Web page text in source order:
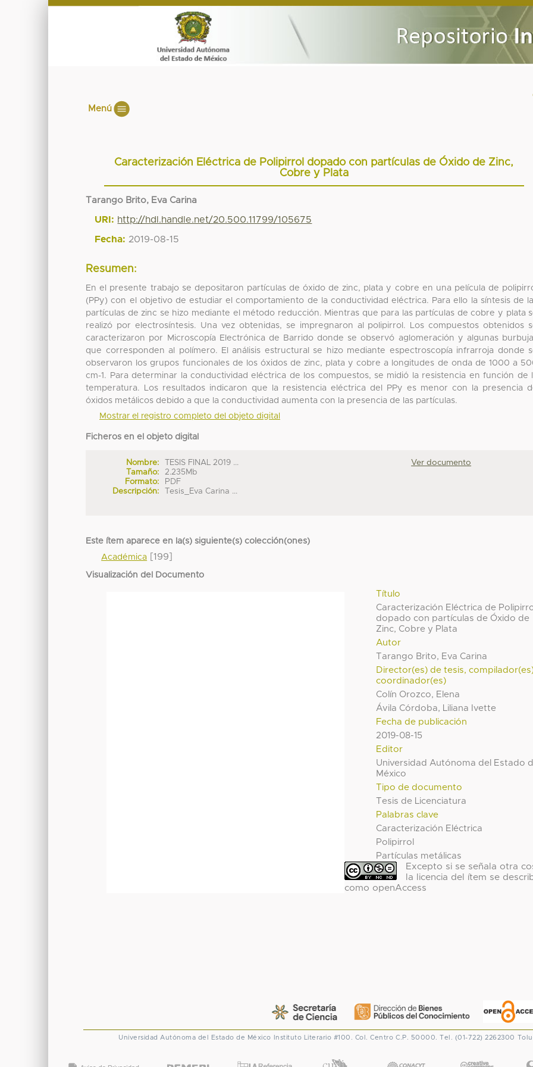
Menú
Caracterización Eléctrica de Polipirrol dopado con partículas de Óxido de Zinc,
Cobre y Plata
Tarango Brito, Eva Carina
URI: http://hdl.handle.net/20.500.11799/105675
Fecha: 2019-08-15
Resumen:
En el presente trabajo se depositaron partículas de óxido de zinc, plata y cobre en una película de
(PPy) con el objetivo de estudiar el comportamiento de la conductividad eléctrica. Para ello la síntesis de
partículas de zinc se hizo mediante el método reducción. Mientras que para las partículas de cobre y plata
realizó por electrosíntesis. Una vez obtenidas, se impregnaron al polipirrol. Los compuestos obtenidos
caracterizaron por Microscopía Electrónica de Barrido donde se observó aglomeración y algunas
que corresponden al polímero. El análisis estructural se hizo mediante espectroscopía infrarroja donde
observaron los grupos funcionales de los óxidos de zinc, plata y cobre a longitudes de onda de 1000 a
cm-1. Para determinar la conductividad eléctrica de los compuestos, se midió la resistencia en función de
temperatura. Los resultados indicaron que la resistencia eléctrica del PPy es menor con la presencia
óxidos metálicos debido a que la conductividad aumenta con la presencia de las partículas.
Mostrar el registro completo del objeto digital
Ficheros en el objeto digital
Nombre:
TESIS FINAL 2019 ...
Tamaño:
2.235Mb
Formato:
PDF
Descripción:
Tesis_Eva Carina ...
Ver documento
Este ítem aparece en la(s) siguiente(s) colección(ones)
Académica [199]
Visualización del Documento
Título
Caracterización Eléctrica de
dopado con partículas de Óxido de
Zinc, Cobre y Plata
Autor
Tarango Brito, Eva Carina
Director(es) de tesis,
coordinador(es)
Colín Orozco, Elena
Ávila Córdoba, Liliana Ivette
Fecha de publicación
2019-08-15
Editor
Universidad Autónoma del Estado
México
Tipo de documento
Tesis de Licenciatura
Palabras clave
Caracterización Eléctrica
Polipirrol
Partículas metálicas
Excepto si se señala otra
la licencia del ítem se
como openAccess
Universidad Autónoma del Estado de México Instituto Literario #100. Col. Centro C.P. 50000. Tel. (01-722) 2262300